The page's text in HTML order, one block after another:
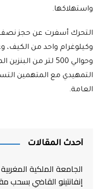
واستهلاكها.
التحرك أسفرت عن حجز نصف
وكيلوغرام واحد من الكيف،
وحوالي 500 لتر من
التمهيدي مع المتهمين
العامة.
أحدث المقالات
الجامعة الملكية